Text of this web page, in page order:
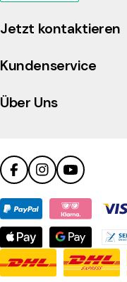
Jetzt kontaktieren
Kundenservice
Über Uns
to
view
company's
profile
FacebookInstagramYouTube
Zahlungsmethoden